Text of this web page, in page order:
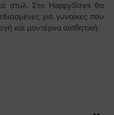
στυλ. Στο HappySizes θα
για γυναίκες που
και μοντέρνα αισθητική.